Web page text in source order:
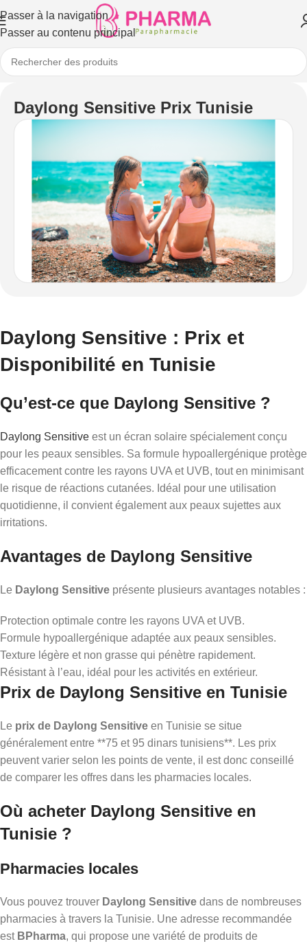
Passer à la navigation
Passer au contenu principal
Daylong Sensitive Prix Tunisie
Daylong Sensitive : Prix et
Disponibilité en Tunisie
Qu’est-ce que Daylong Sensitive ?
Daylong Sensitive est un écran solaire spécialement conçu
pour les peaux sensibles. Sa formule hypoallergénique protège
efficacement contre les rayons UVA et UVB, tout en minimisant
le risque de réactions cutanées. Idéal pour une utilisation
quotidienne, il convient également aux peaux sujettes aux
irritations.
Avantages de Daylong Sensitive
Le Daylong Sensitive présente plusieurs avantages notables :
Protection optimale contre les rayons UVA et UVB.
Formule hypoallergénique adaptée aux peaux sensibles.
Texture légère et non grasse qui pénètre rapidement.
Résistant à l’eau, idéal pour les activités en extérieur.
Prix de Daylong Sensitive en Tunisie
Le prix de Daylong Sensitive en Tunisie se situe
généralement entre **75 et 95 dinars tunisiens**. Les prix
peuvent varier selon les points de vente, il est donc conseillé
de comparer les offres dans les pharmacies locales.
Où acheter Daylong Sensitive en
Tunisie ?
Pharmacies locales
Vous pouvez trouver Daylong Sensitive dans de nombreuses
pharmacies à travers la Tunisie. Une adresse recommandée
est BPharma, qui propose une variété de produits de